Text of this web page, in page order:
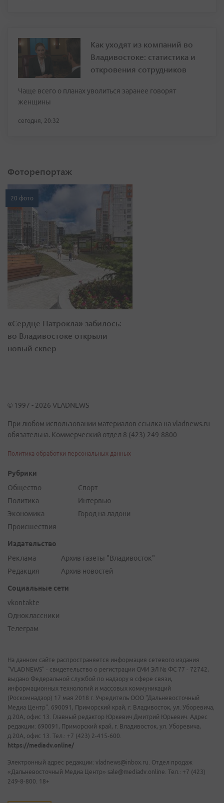
Как уходят из компаний во
Владивостоке: статистика и
откровения сотрудников
Чаще всего о планах уволиться заранее говорят
женщины
сегодня, 20:32
Фоторепортаж
20 фото
«Сердце Патрокла» забилось:
во Владивостоке открыли
новый сквер
© 1997 - 2026 VLADNEWS
При любом использовании материалов ссылка на vladnews.ru
обязательна. Коммерческий отдел 8 (423) 249-8800
Политика обработки персональных данных
Рубрики
Общество
Политика
Экономика
Происшествия
Спорт
Интервью
Город на ладони
Издательство
Реклама
Редакция
Архив газеты "Владивосток"
Архив новостей
Социальные сети
vkontakte
Одноклассники
Телеграм
На данном сайте распространяется информация сетевого издания
"VLADNEWS" - свидетельство о регистрации СМИ ЭЛ № ФС 77 - 72742,
выдано Федеральной службой по надзору в сфере связи,
информационных технологий и массовых коммуникаций
(Роскомнадзор) 17 мая 2018 г. Учредитель ООО "Дальневосточный
Медиа Центр". 690091, Приморский край, г. Владивосток, ул. Уборевича,
д.20А, офис 13. Главный редактор Юркевич Дмитрий Юрьевич. Адрес
редакции: 690091, Приморский край, г. Владивосток, ул. Уборевича,
д.20А, офис 13. Тел.: +7 (423) 2-415-600.
https://mediadv.online/
Электронный адрес редакции: vladnews@inbox.ru. Отдел продаж
«Дальневосточный Медиа Центр» sale@mediadv.online. Тел.: +7 (423)
249-8-800. 18+